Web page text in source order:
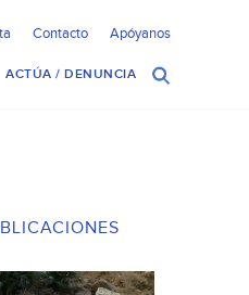
Contacto Apóyanos
ACTÚA / DENUNCIA